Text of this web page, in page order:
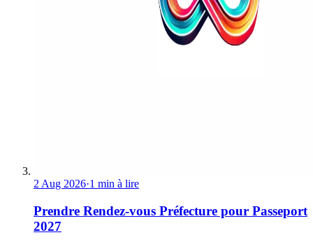
2 Aug 2026·1 min à lire
Prendre Rendez-vous Préfecture pour Passeport
2027